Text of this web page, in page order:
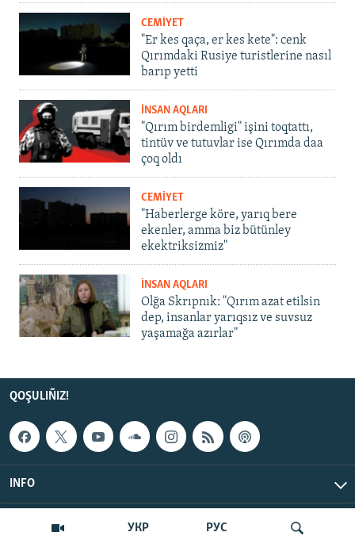
УКР РУС
CEMİYET
"Er kes qaça, er kes kete": cenk
Qırımdaki Rusiye turistlerine nasıl
barıp yetti
İNSAN AQLARI
"Qırım birdemligi" işini toqtattı,
tintüv ve tutuvlar ise Qırımda daa
çoq oldı
CEMİYET
"Haberlerge köre, yarıq bere
ekenler, amma biz bütünley
ekektriksizmiz"
İNSAN AQLARI
Olğa Skrıpnık: "Qırım azat etilsin
dep, insanlar yarıqsız ve suvsuz
yaşamağa azırlar"
QOŞULIÑIZ!
INFO
© Qırım.Aqiqat, 2026 | All Rights Reserved.